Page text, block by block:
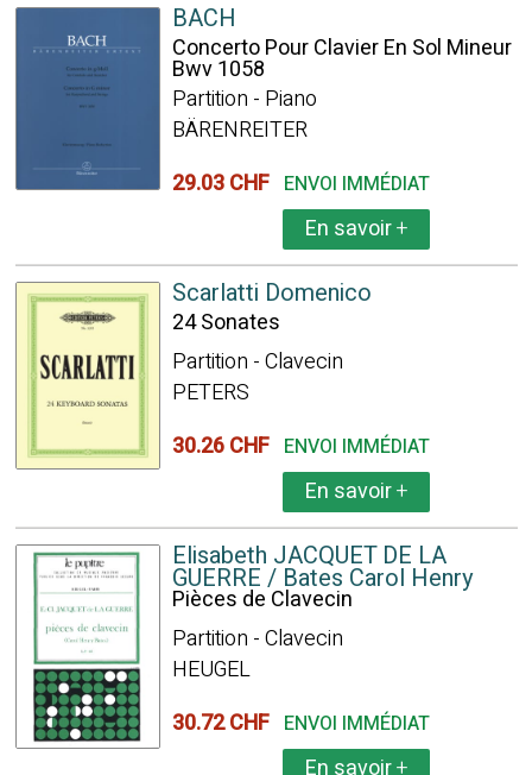
BACH
Concerto Pour Clavier En Sol Mineur
Bwv 1058
Partition - Piano
BÄRENREITER
29.03 CHF ENVOI IMMÉDIAT
En savoir+
Scarlatti Domenico
24 Sonates
Partition - Clavecin
PETERS
30.26 CHF ENVOI IMMÉDIAT
En savoir+
Elisabeth JACQUET DE LA
GUERRE / Bates Carol Henry
Pièces de Clavecin
Partition - Clavecin
HEUGEL
30.72 CHF ENVOI IMMÉDIAT
En savoir+